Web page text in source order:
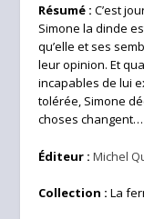
Résumé : C’est
Simone la dinde
qu’elle et ses
leur opinion. Et
incapables de lui
tolérée, Simone
choses changent…
Éditeur : Michel
Collection : La